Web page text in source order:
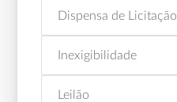
Dispensa de Licitação
Inexigibilidade
Leilão